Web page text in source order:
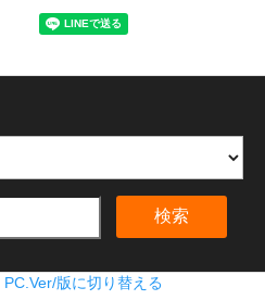
検索
PC.Ver/版に切り替える